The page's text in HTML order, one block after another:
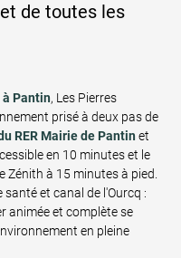
de toutes les
à Pantin, Les Pierres
prisé à deux pas de
RER Mairie de Pantin et
en 10 minutes et le
Zénith à 15 minutes à pied.
santé et canal de l'Ourcq :
animée et complète se
en pleine